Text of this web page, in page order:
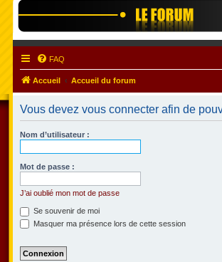
FAQ
Accueil Accueil du forum
Vous devez vous connecter afin de
Nom d’utilisateur :
Mot de passe :
J’ai oublié mon mot de passe
Se souvenir de moi
Masquer ma présence lors de cette session